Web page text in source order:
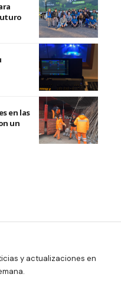
en las
un
y actualizaciones en